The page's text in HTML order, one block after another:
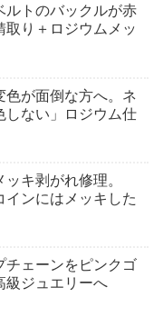
ルトのバックルが赤
取り＋ロジウムメッ
色が面倒な方へ。ネ
しない」ロジウム仕
キ剥がれ修理。
インにはメッキした
チェーンをピンクゴ
級ジュエリーへ